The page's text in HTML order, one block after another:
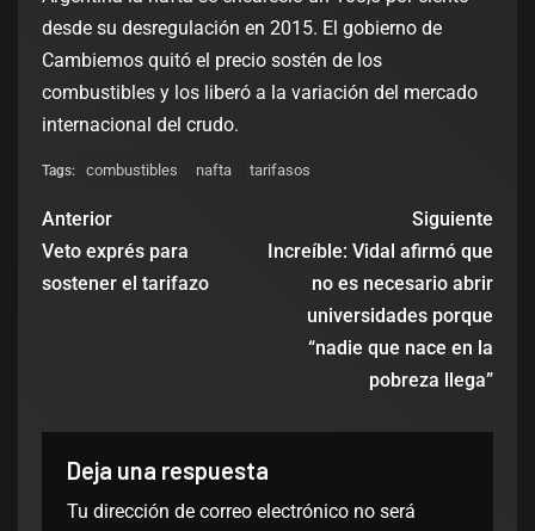
desde su desregulación en 2015. El gobierno de
Cambiemos quitó el precio sostén de los
combustibles y los liberó a la variación del mercado
internacional del crudo.
Tags: combustibles nafta tarifasos
Anterior
Veto exprés para
sostener el tarifazo
Siguiente
Increíble: Vidal afirmó que
no es necesario abrir
universidades porque
“nadie que nace en la
pobreza llega”
Deja una respuesta
Tu dirección de correo electrónico no será